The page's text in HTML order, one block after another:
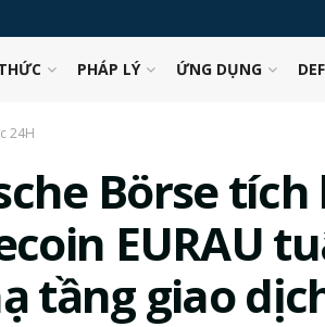
PHÁP LÝ ỨNG DỤNG
24H
Börse
EURAU
tầng giao